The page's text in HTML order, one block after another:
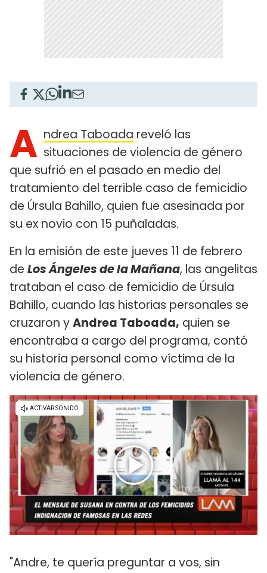
A ndrea Taboada reveló las
situaciones de violencia de género
que sufrió en el pasado en medio del
tratamiento del terrible caso de femicidio
de Úrsula Bahillo, quien fue asesinada por
su ex novio con 15 puñaladas.
En la emisión de este jueves 11 de febrero
de Los Ángeles de la Mañana, las angelitas
trataban el caso de femicidio de Úrsula
Bahillo, cuando las historias personales se
cruzaron yAndrea Taboada, quien se
encontraba a cargo del programa, contó
su historia personal como víctima de la
violencia de género.
"Andre, te quería preguntar a vos, sin